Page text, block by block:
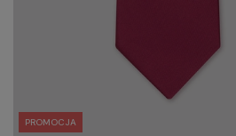
PROMOCJA